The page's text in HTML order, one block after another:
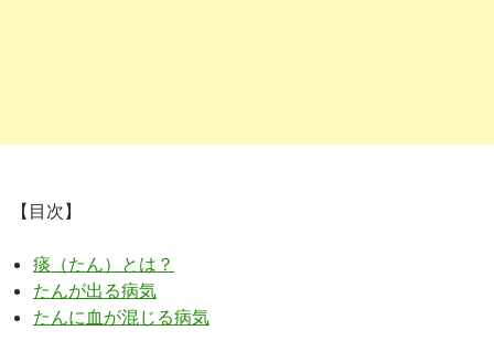
【目次】
痰（たん）とは？
たんが出る病気
たんに血が混じる病気